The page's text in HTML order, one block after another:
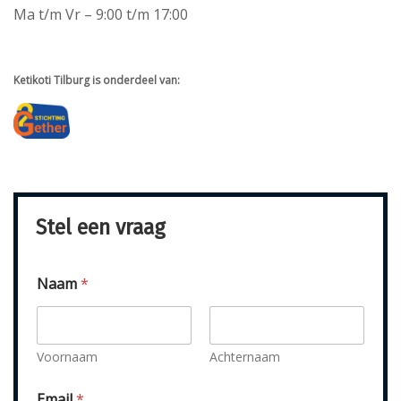
Ma t/m Vr – 9:00 t/m 17:00
Ketikoti Tilburg is onderdeel van:
Stel een vraag
Naam*
Voornaam Achternaam